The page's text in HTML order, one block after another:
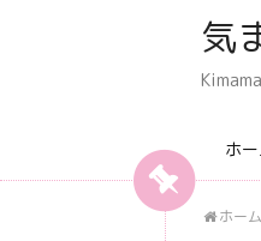
気
ホ
ホーム